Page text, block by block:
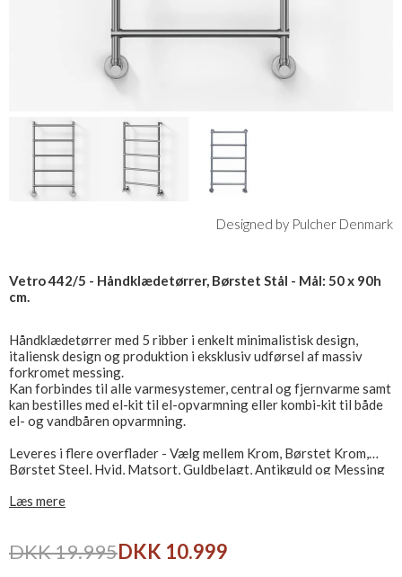
Designed by Pulcher Denmark
Vetro 442/5 - Håndklædetørrer, Børstet Stål - Mål: 50 x 90h
cm.
Håndklædetørrer med 5 ribber i enkelt minimalistisk design,
italiensk design og produktion i eksklusiv udførsel af massiv
forkromet messing.
Kan forbindes til alle varmesystemer, central og fjernvarme samt
kan bestilles med el-kit til el-opvarmning eller kombi-kit til både
el- og vandbåren opvarmning.
Leveres i flere overflader - Vælg mellem Krom, Børstet Krom,
Børstet Steel, Hvid, Matsort, Guldbelagt, Antikguld og Messing
Se flere håndklædetørrere her
Læs mere
DKK 19.995DKK 10.999